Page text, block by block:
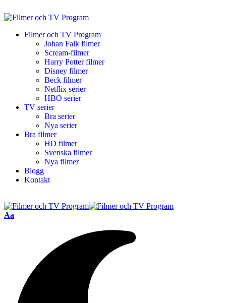
Filmer och TV Program
Johan Falk filmer
Scream-filmer
Harry Potter filmer
Disney filmer
Beck filmer
Netflix serier
HBO serier
TV serier
Bra serier
Nya serier
Bra filmer
HD filmer
Svenska filmer
Nya filmer
Blogg
Kontakt
Aa